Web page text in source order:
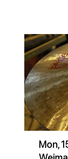
Mon,